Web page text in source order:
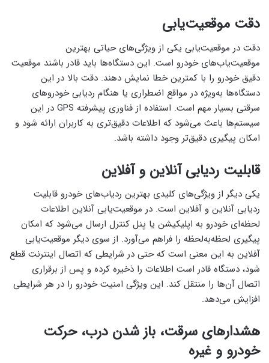
دقت موقعیت‌یابی
دقت در موقعیت‌یابی یکی از ویژگی‌های حیاتی بهترین
موقعیت‌یاب‌های خودرو است. این دستگاه‌ها باید قادر باشند موقعیت
دقیق خودرو را با کمترین خطا نمایش دهند. دقت بالا در این
دستگاه‌ها به‌ویژه در مواقع اضطراری یا هنگام ردیابی خودروهای
سرقتی بسیار مهم است. استفاده از فناوری‌ پیشرفته GPS در این
سیستم‌ها باعث می‌شود که اطلاعات دقیق‌تری به کاربران ارائه شود و
امکان پیگیری دقیق‌تر وجود داشته باشد.
قابلیت ردیابی آنلاین و آفلاین
یکی دیگر از ویژگی‌های کلیدی بهترین ردیاب‌های خودرو قابلیت
ردیابی آنلاین و آفلاین است. در موقعیت‌یابی آنلاین اطلاعات
لحظه‌ای خودرو به اپلیکیشن یا پنل کنترل ارسال می‌شود که امکان
پیگیری لحظه‌به‌لحظه را فراهم می‌آورد. از سوی دیگر موقعیت‌یابی
آفلاین به این معنی است که حتی در شرایطی که اتصال اینترنت قطع
شود، دستگاه قادر است اطلاعات را ذخیره کرده و پس از برقراری
اتصال آن‌ها را منتقل کند. این ویژگی امنیت خودرو را در هر شرایطی
افزایش می‌دهد.
هشدارهای سرقت، باز شدن درب، حرکت
خودرو و غیره